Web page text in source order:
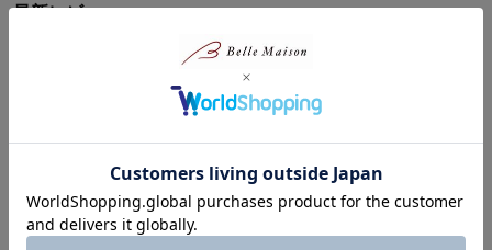
最新レビュー
現在販売していない色・サイズ等への商品レビューも含まれます。
対象商品の商品レビューはまだありません。
ムーミンのインテリアで暮らしをもっと楽しく♪